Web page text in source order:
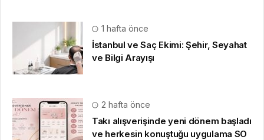
1 hafta önce
İstanbul ve Saç Ekimi: Şehir, Seyahat
ve Bilgi Arayışı
2 hafta önce
Takı alışverişinde yeni dönem başladı
ve herkesin konuştuğu uygulama SO